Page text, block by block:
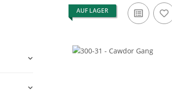
AUF LAGER